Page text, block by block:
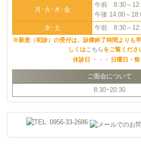
月･火･木･金
午前 8:30～
午後 14:00～
水･土
午前 8:30～
※新患（初診）の受付は、診療終了時間よりも
しくは こちら をご覧くださ
休診日 ・・・ 日曜日・祭
ご面会について
8:30~20:30